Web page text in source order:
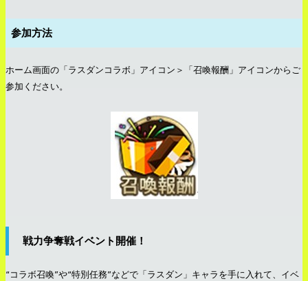
参加方法
ホーム画面の「ラスダンコラボ」アイコン＞「召喚報酬」アイコンからご
参加ください。
戦力争奪戦イベント開催！
“コラボ召喚”や“特別任務”などで「ラスダン」キャラを手に入れて、イベ